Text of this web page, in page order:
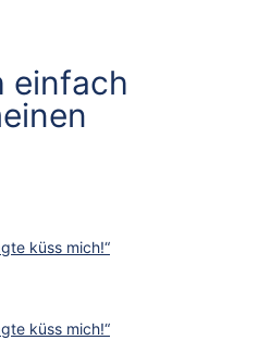
einfach
küss mich!“
küss mich!“